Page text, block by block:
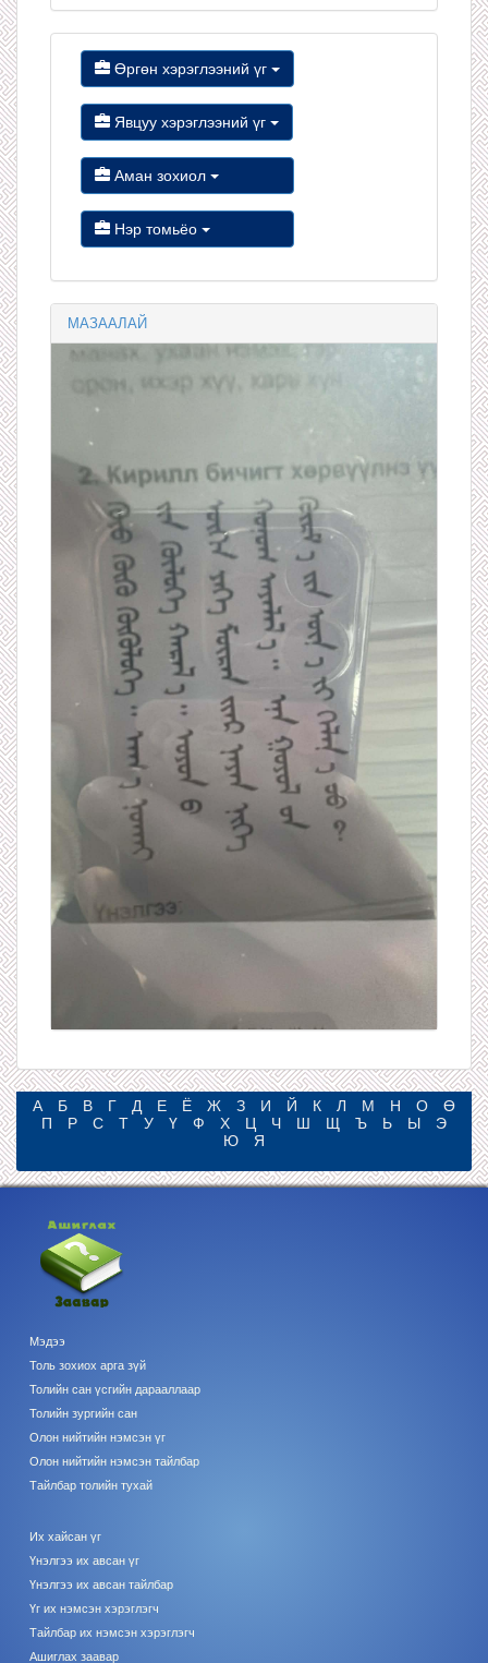
Өргөн хэрэглээний үг
Явцуу хэрэглээний үг
Аман зохиол
Нэр томьёо
МАЗААЛАЙ
А Б В Г Д Е Ё Ж З И Й К Л М Н О
Ө
П
Р С Т У Ү Ф Х Ц Ч Ш Щ Ъ Ь Ы
Э
Ю
Я
Мэдээ
Толь зохиох арга зүй
Толийн сан үсгийн дарааллаар
Толийн зургийн сан
Олон нийтийн нэмсэн үг
Олон нийтийн нэмсэн тайлбар
Тайлбар толийн тухай
Их хайсан үг
Үнэлгээ их авсан үг
Үнэлгээ их авсан тайлбар
Үг их нэмсэн хэрэглэгч
Тайлбар их нэмсэн хэрэглэгч
Ашиглах заавар